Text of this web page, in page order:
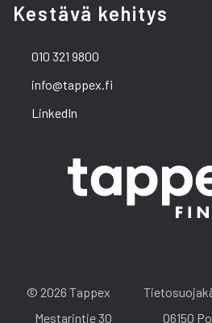
Kestävä kehitys
010 321 9800
info@tappex.fi
LinkedIn
© 2026 Tappex
Mestarintie 30
06150